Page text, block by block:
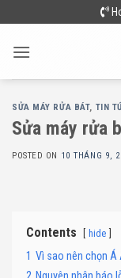
to
content
SỬA MÁY RỬA BÁT, TIN
Sửa máy rửa
POSTED ON 10 THÁNG 9,
Contents hide
1 Vì sao nên chọn Á